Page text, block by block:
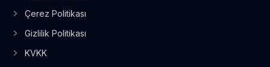
Çerez Politikası
Gizlilik Politikası
KVKK